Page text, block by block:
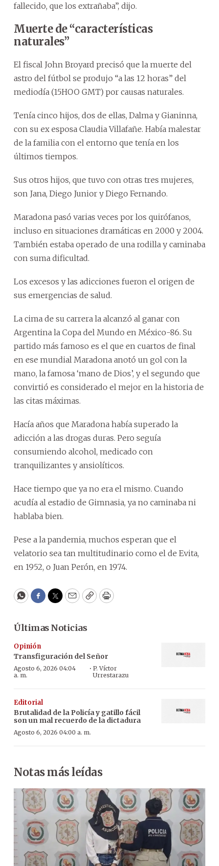
fallecido, que los extrañaba”, dijo.
Muerte de “características
naturales”
El fiscal John Broyard precisó que la muerte del
astro del fútbol se produjo “a las 12 horas” del
mediodía (15HOO GMT) por causas naturales.
Tenía cinco hijos, dos de ellas, Dalma y Gianinna,
con su ex esposa Claudia Villafañe. Había malestar
de la familia con el entorno que tenía en los
últimos tiempos.
Sus otros hijos, que tuvo con otras tres mujeres,
son Jana, Diego Junior y Diego Fernando.
Maradona pasó varias veces por los quirófanos,
incluso en situaciones dramáticas en 2000 y 2004.
También estaba operado de una rodilla y caminaba
con suma dificultad.
Los excesos y las adicciones fueron el origen de
sus emergencias de salud.
La cima de su carrera la alcanzó al ganar con
Argentina la Copa del Mundo en México-86. Su
partido más famoso es el que en cuartos de final
en ese mundial Maradona anotó un gol con la
mano, la famosa ‘mano de Dios’, y el segundo que
convirtió es considerado el mejor en la historia de
las citas máximas.
Hacía años que Maradona había superado la
adicción a las drogas duras. Pero seguía
consumiendo alcohol, medicado con
tranquilizantes y ansiolíticos.
Hace tiempo que ya no era el mismo. Cuando
acudía al estadio de Gimnasia, ya no caminaba ni
hablaba bien.
Pese a la pandemia, muchos esperan que el
velatorio sea tan multitudinario como el de Evita,
en 1952, o Juan Perón, en 1974.
WhatsApp
Facebook
Twitter
EmailCopyPrint
Últimas Noticias
Opinión
Transfiguración del Señor
Agosto 6, 2026 04:04
a. m.
· P. Víctor
Urrestarazu
Editorial
Brutalidad de la Policía y gatillo fácil
son un mal recuerdo de la dictadura
Agosto 6, 2026 04:00 a. m.
Notas más leídas